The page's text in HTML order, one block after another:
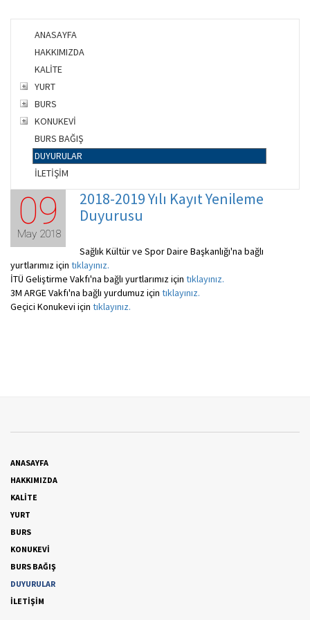
ANASAYFA
HAKKIMIZDA
KALİTE
YURT
BURS
KONUKEVİ
BURS BAĞIŞ
DUYURULAR
İLETİŞİM
09
May 2018
2018-2019 Yılı Kayıt Yenileme
Duyurusu
Sağlık Kültür ve Spor Daire Başkanlığı'na bağlı
yurtlarımız için tıklayınız.
İTÜ Geliştirme Vakfı'na bağlı yurtlarımız için tıklayınız.
3M ARGE Vakfı'na bağlı yurdumuz için tıklayınız.
Geçici Konukevi için tıklayınız.
ANASAYFA
HAKKIMIZDA
KALİTE
YURT
BURS
KONUKEVİ
BURS BAĞIŞ
DUYURULAR
İLETİŞİM